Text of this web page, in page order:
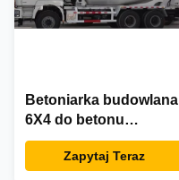
Betoniarka budowlana
6X4 do betonu
cementowego
3775+1400 Rozstaw
Zapytaj Teraz